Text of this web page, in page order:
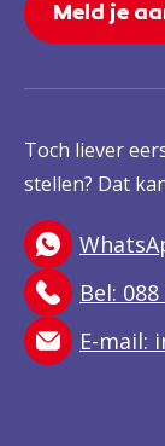
Meld je
Toch liever
stellen? Dat
Bel:
E-mail: